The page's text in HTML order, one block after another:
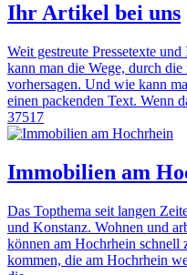
Ihr Artikel bei uns
Weit gestreute Pressetexte
kann man die Wege, durch
vorhersagen. Und wie kann
einen packenden Text. Wenn
37517
Immobilien am
Das Topthema seit langen
und Konstanz. Wohnen und
können am Hochrhein schnell
kommen, die am Hochrhein